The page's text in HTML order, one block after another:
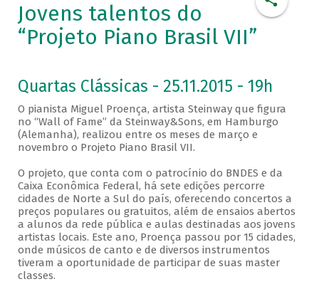
Jovens talentos do
“Projeto Piano Brasil VII”
Quartas Clássicas - 25.11.2015 - 19h
O pianista Miguel Proença, artista Steinway que figura
no “Wall of Fame” da Steinway&Sons, em Hamburgo
(Alemanha), realizou entre os meses de março e
novembro o Projeto Piano Brasil VII.
O projeto, que conta com o patrocínio do BNDES e da
Caixa Econômica Federal, há sete edições percorre
cidades de Norte a Sul do país, oferecendo concertos a
preços populares ou gratuitos, além de ensaios abertos
a alunos da rede pública e aulas destinadas aos jovens
artistas locais. Este ano, Proença passou por 15 cidades,
onde músicos de canto e de diversos instrumentos
tiveram a oportunidade de participar de suas master
classes.